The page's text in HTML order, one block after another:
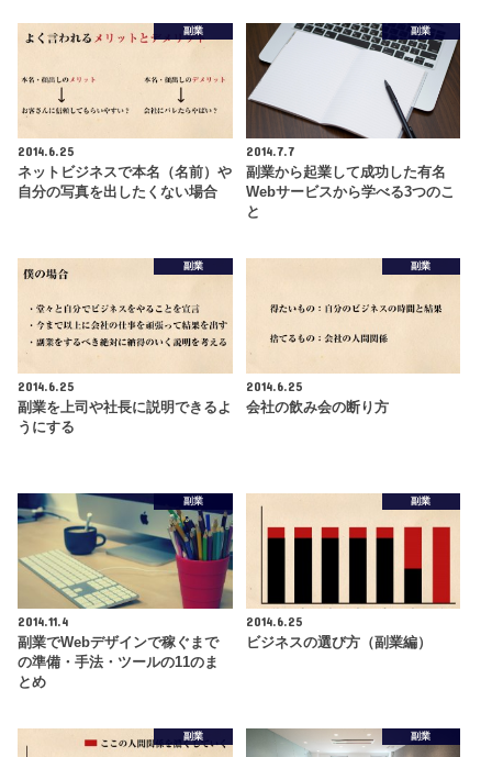
副業
2014.6.25
ネットビジネスで本名（名前）や
自分の写真を出したくない場合
副業
2014.7.7
副業から起業して成功した有名
Webサービスから学べる3つのこ
と
副業
2014.6.25
副業を上司や社長に説明できるよ
うにする
副業
2014.6.25
会社の飲み会の断り方
副業
2014.11.4
副業でWebデザインで稼ぐまで
の準備・手法・ツールの11のま
とめ
副業
2014.6.25
ビジネスの選び方（副業編）
副業 副業